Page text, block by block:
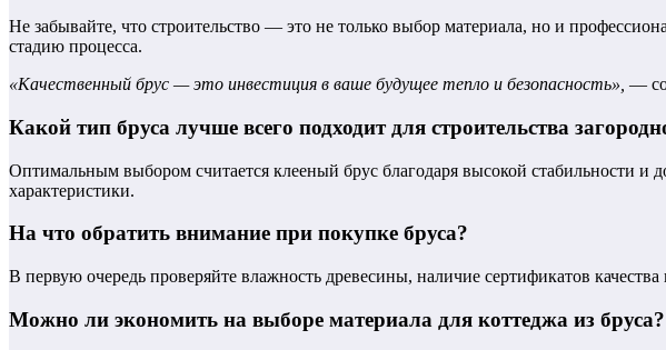
Не забывайте, что строительство — это не только выбор материала, но и
стадию процесса.
«Качественный брус — это инвестиция в ваше будущее тепло и безопасность», —
Какой тип бруса лучше всего подходит для строительства
Оптимальным выбором считается клееный брус благодаря высокой стабильности
характеристики.
На что обратить внимание при покупке бруса?
В первую очередь проверяйте влажность древесины, наличие сертификатов
Можно ли экономить на выборе материала для коттеджа из бруса?